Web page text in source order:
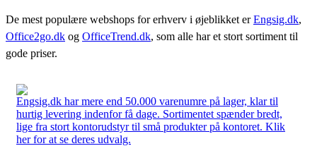
De mest populære webshops for erhverv i øjeblikket erEngsig.dk,
Office2go.dk og OfficeTrend.dk, som alle har et stort sortiment til
gode priser.
Engsig.dk har mere end 50.000 varenumre på lager, klar til
hurtig levering indenfor få dage. Sortimentet spænder bredt,
lige fra stort kontorudstyr til små produkter på kontoret. Klik
her for at se deres udvalg.